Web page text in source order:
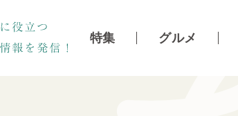
特集 グルメ